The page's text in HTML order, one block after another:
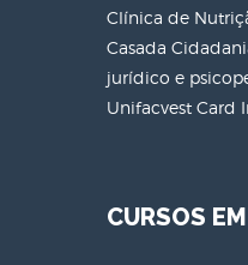
Clínica de
Casada
jurídico e
Unifacvest Card
CURSOS